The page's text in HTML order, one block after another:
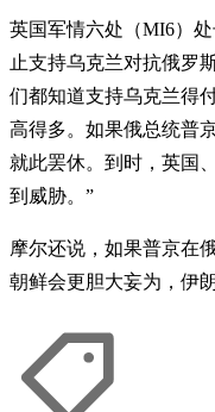
英国军情六处（MI6）
止支持乌克兰对抗俄罗
们都知道支持乌克兰得
高得多。如果俄总统普
就此罢休。到时，英国
到威胁。”
摩尔还说，如果普京在
朝鲜会更胆大妄为，伊